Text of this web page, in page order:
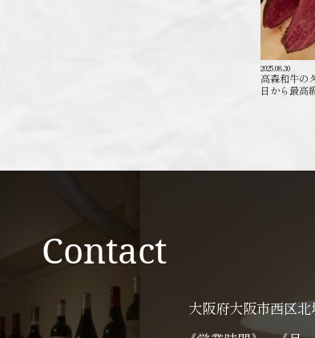
2025.08.30
高森和牛の
日から最高
Contact
大阪府大阪市西区